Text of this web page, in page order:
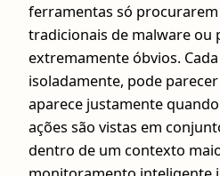
ferramentas só
tradicionais de malware
extremamente óbvios.
isoladamente, pode
aparece justamente
ações são vistas em
dentro de um contexto